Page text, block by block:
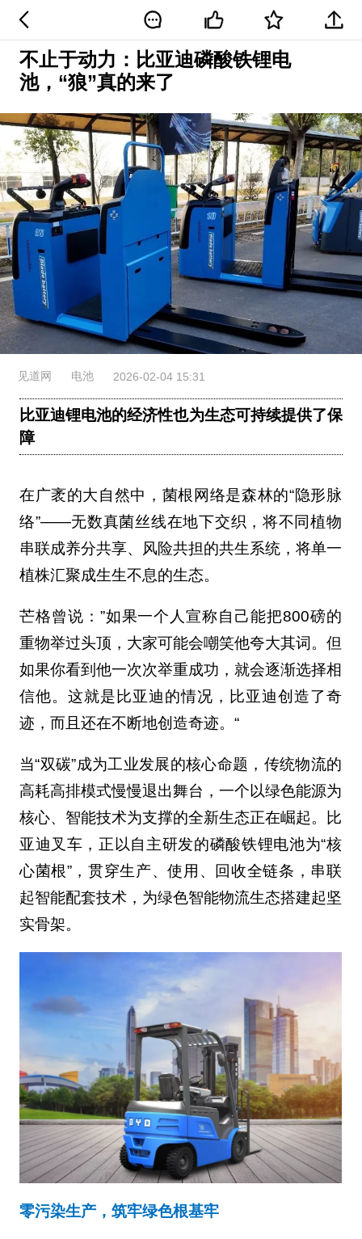
不止于动力：比亚迪磷酸铁锂电
池，“狼”真的来了
见道网 电池 2026-02-04 15:31
比亚迪锂电池的经济性也为生态可持续提供了保
障
在广袤的大自然中，菌根网络是森林的“隐形脉
络”——无数真菌丝线在地下交织，将不同植物
串联成养分共享、风险共担的共生系统，将单一
植株汇聚成生生不息的生态。
芒格曾说：”如果一个人宣称自己能把800磅的
重物举过头顶，大家可能会嘲笑他夸大其词。但
如果你看到他一次次举重成功，就会逐渐选择相
信他。这就是比亚迪的情况，比亚迪创造了奇
迹，而且还在不断地创造奇迹。“
当“双碳”成为工业发展的核心命题，传统物流的
高耗高排模式慢慢退出舞台，一个以绿色能源为
核心、智能技术为支撑的全新生态正在崛起。比
亚迪叉车，正以自主研发的磷酸铁锂电池为“核
心菌根”，贯穿生产、使用、回收全链条，串联
起智能配套技术，为绿色智能物流生态搭建起坚
实骨架。
零污染生产，筑牢绿色根基牢